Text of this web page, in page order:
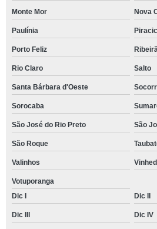
Monte Mor Nova
Paulínia
Porto Feliz
Rio Claro Salto
Santa Bárbara d'Oeste
Sorocaba
São José do Rio Preto São
São Roque
Valinhos
Votuporanga
Dic I
Dic II
Dic III Dic IV